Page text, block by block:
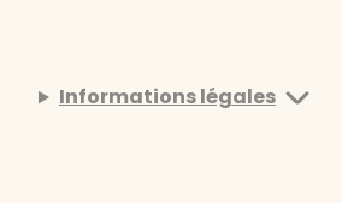
Informations légales